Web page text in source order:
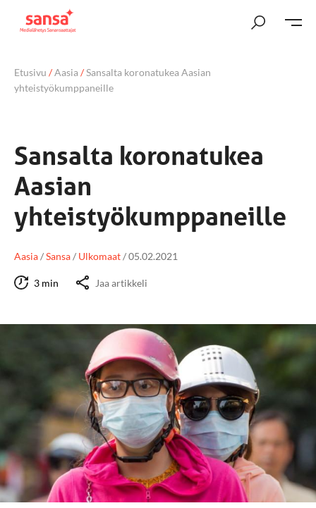
Etusivu /Aasia/Sansalta koronatukea Aasian
yhteistyökumppaneille
Sansalta koronatukea
Aasian
yhteistyökumppaneille
Aasia/Sansa/ Ulkomaat/05.02.2021
3 min Jaa artikkeli